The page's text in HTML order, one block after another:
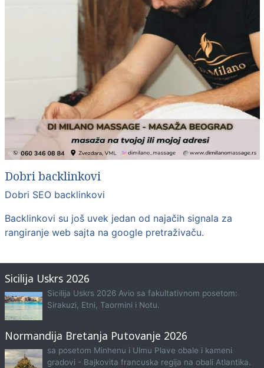
Dobri backlinkovi
Dobri SEO backlinkovi
Backlinkovi su još uvek jedan od najačih signala za
rangiranje web sajta na google pretraživaču.
Sicilija Uskrs 2026
Sicilija Uskrs 2026 Avio sa fakultativnom posetom:
Sirakuzi, Etni, Taormini i Notu.
Normandija Bretanja Putovanje 2026
sa posetom Minhenu i Ulmu Plave obale i kameni
gradovi - Bajkovita francuska regija na obali Atlantika.